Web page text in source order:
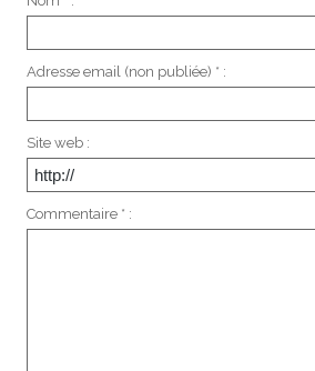
Adresse email (non publiée) * :
Site web :
Commentaire * :